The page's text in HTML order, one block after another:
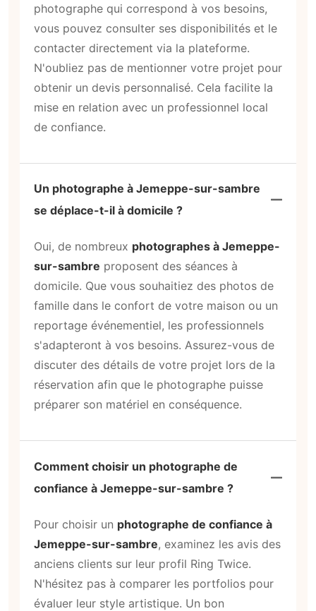
photographe qui correspond à vos besoins,
vous pouvez consulter ses disponibilités et le
contacter directement via la plateforme.
N'oubliez pas de mentionner votre projet pour
obtenir un devis personnalisé. Cela facilite la
mise en relation avec un professionnel local
de confiance.
Un photographe à Jemeppe-sur-sambre
se déplace-t-il à domicile ?
Oui, de nombreux photographes à Jemeppe-
sur-sambre proposent des séances à
domicile. Que vous souhaitiez des photos de
famille dans le confort de votre maison ou un
reportage événementiel, les professionnels
s'adapteront à vos besoins. Assurez-vous de
discuter des détails de votre projet lors de la
réservation afin que le photographe puisse
préparer son matériel en conséquence.
Comment choisir un photographe de
confiance à Jemeppe-sur-sambre ?
Pour choisir un photographe de confiance à
Jemeppe-sur-sambre, examinez les avis des
anciens clients sur leur profil Ring Twice.
N'hésitez pas à comparer les portfolios pour
évaluer leur style artistique. Un bon